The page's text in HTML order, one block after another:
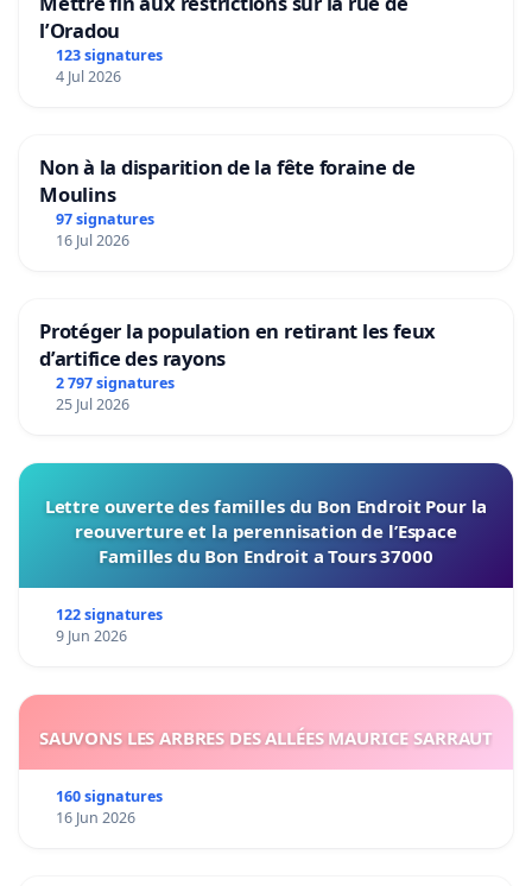
l’Oradou
123 signatures
4 Jul 2026
Non à la disparition de la fête foraine de
Moulins
97 signatures
16 Jul 2026
Protéger la population en retirant les feux
d’artifice des rayons
2 797 signatures
25 Jul 2026
Lettre ouverte des familles du Bon Endroit Pour la
reouverture et la perennisation de l’Espace
Familles du Bon Endroit a Tours 37000
122 signatures
9 Jun 2026
SAUVONS LES ARBRES DES ALLÉES MAURICE SARRAUT
160 signatures
16 Jun 2026